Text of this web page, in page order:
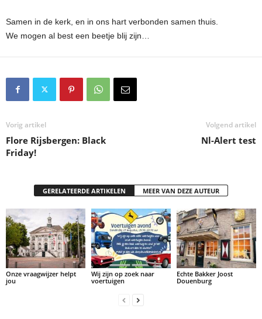
Samen in de kerk, en in ons hart verbonden samen thuis.
We mogen al best een beetje blij zijn…
Vorig artikel
Flore Rijsbergen: Black
Friday!
Volgend artikel
Nl-Alert test
GERELATEERDE ARTIKELEN MEER VAN DEZE AUTEUR
Onze vraagwijzer helpt
jou
Wij zijn op zoek naar
voertuigen
Echte Bakker Joost
Douenburg